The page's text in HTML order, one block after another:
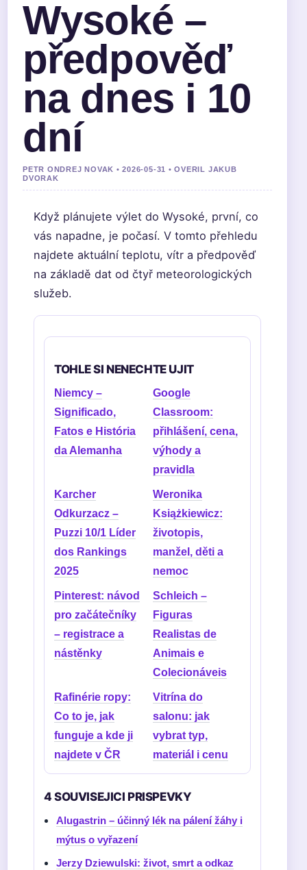
Wysoké –
předpověď
na dnes i 10
dní
PETR ONDREJ NOVAK • 2026-05-31 • OVERIL JAKUB
DVORAK
Když plánujete výlet do Wysoké, první, co
vás napadne, je počasí. V tomto přehledu
najdete aktuální teplotu, vítr a předpověď
na základě dat od čtyř meteorologických
služeb.
TOHLE SI NENECHTE UJIT
Niemcy –
Significado,
Fatos e História
da Alemanha
Google
Classroom:
přihlášení, cena,
výhody a
pravidla
Karcher
Odkurzacz –
Puzzi 10/1 Líder
dos Rankings
2025
Weronika
Książkiewicz:
životopis,
manžel, děti a
nemoc
Pinterest: návod
pro začátečníky
– registrace a
nástěnky
Schleich –
Figuras
Realistas de
Animais e
Colecionáveis
Rafinérie ropy:
Co to je, jak
funguje a kde ji
najdete v ČR
Vitrína do
salonu: jak
vybrat typ,
materiál i cenu
4 SOUVISEJICI PRISPEVKY
Alugastrin – účinný lék na pálení žáhy i
mýtus o vyřazení
Jerzy Dziewulski: život, smrt a odkaz